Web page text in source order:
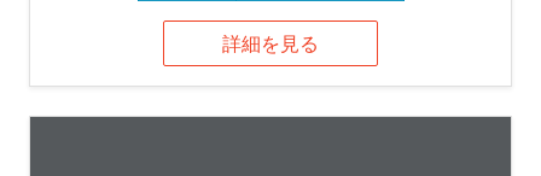
詳細を見る